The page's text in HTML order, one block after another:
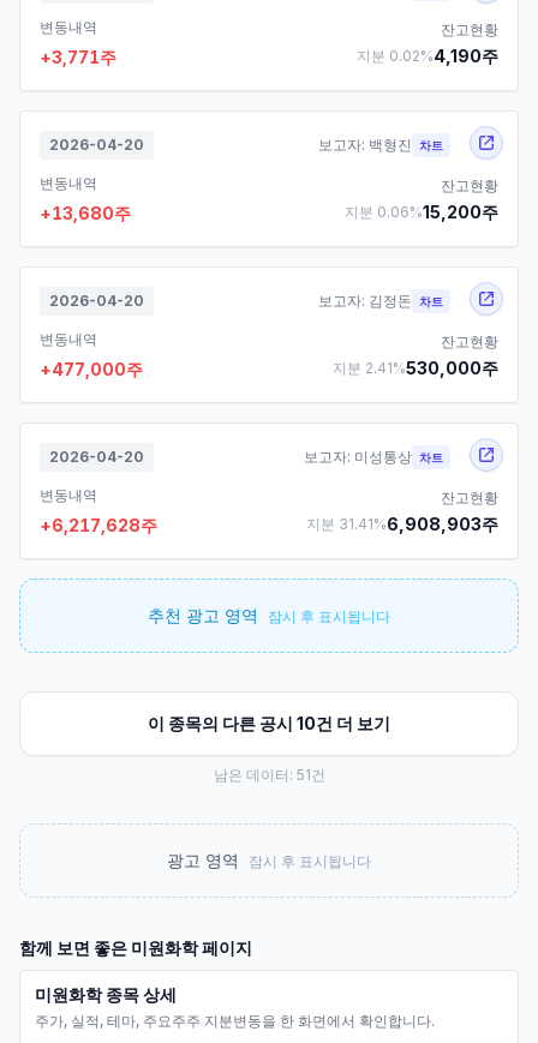
변동내역
+3,771주
잔고현황
지분 0.02%4,190주
2026-04-20 보고자: 백형진 차트
변동내역
+13,680주
잔고현황
지분 0.06%15,200주
2026-04-20 보고자: 김정돈 차트
변동내역
+477,000주
잔고현황
지분 2.41%530,000주
2026-04-20 보고자: 미성통상 차트
변동내역
+6,217,628주
잔고현황
지분 31.41%6,908,903주
추천 광고 영역 잠시 후 표시됩니다
이 종목의 다른 공시 10건 더 보기
남은 데이터: 51건
광고 영역 잠시 후 표시됩니다
함께 보면 좋은 미원화학페이지
미원화학 종목 상세
주가, 실적, 테마, 주요주주 지분변동을 한 화면에서 확인합니다.